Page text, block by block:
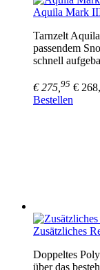
Aquila Mark
Tarnzelt
passendem
schnell
€ 275, 95 € 268,
Bestellen
Zusätzliches
Doppeltes
über das